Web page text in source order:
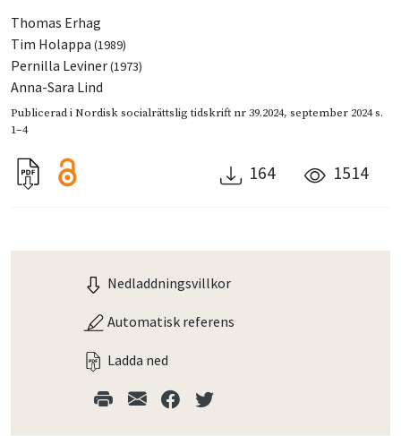
Thomas Erhag
Tim Holappa (1989)
Pernilla Leviner(1973)
Anna-Sara Lind
Publicerad iNordisk socialrättslig tidskrift nr 39.2024, september 2024s.
1–4
164 1514
Nedladdningsvillkor
Automatisk referens
Ladda ned